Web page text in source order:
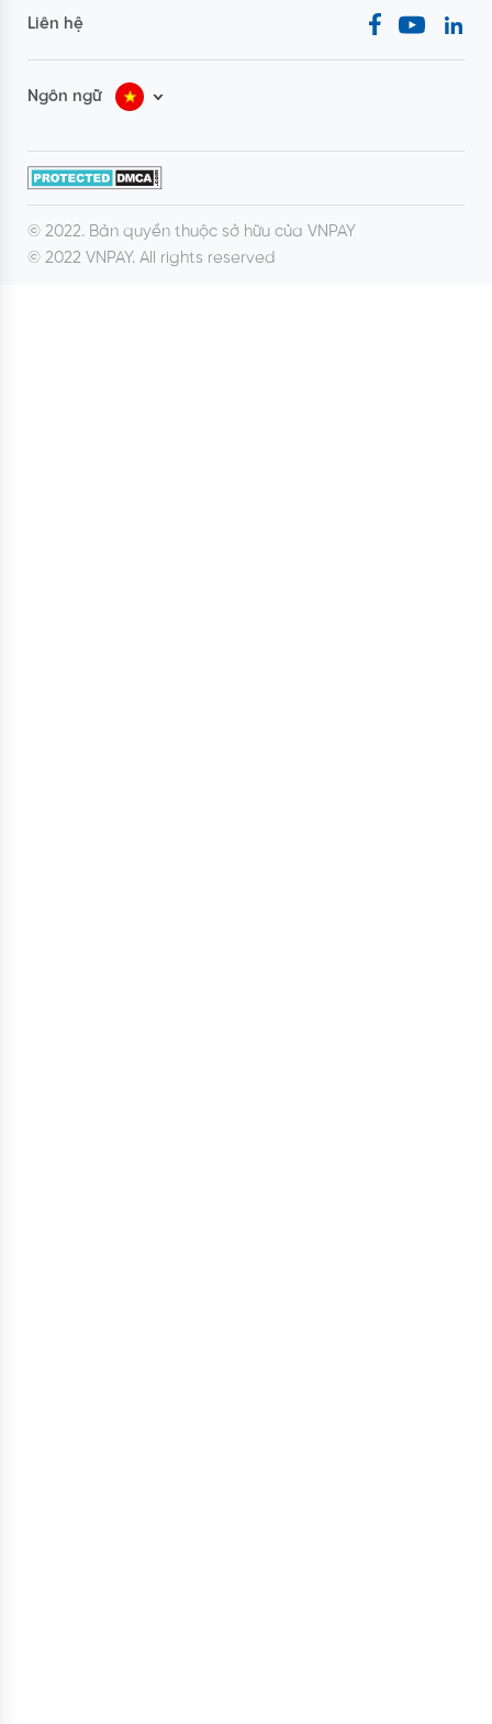
Liên hệ
Ngôn ngữ
© 2022. Bản quyền thuộc sở hữu của VNPAY
© 2022 VNPAY. All rights reserved